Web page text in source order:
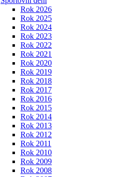
Rok 2026
Rok 2025
Rok 2024
Rok 2023
Rok 2022
Rok 2021
Rok 2020
Rok 2019
Rok 2018
Rok 2017
Rok 2016
Rok 2015
Rok 2014
Rok 2013
Rok 2012
Rok 2011
Rok 2010
Rok 2009
Rok 2008